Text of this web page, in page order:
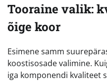
Tooraine valik:
õige koor
Esimene samm
koostisosade valimine.
iga komponendi kvaliteet